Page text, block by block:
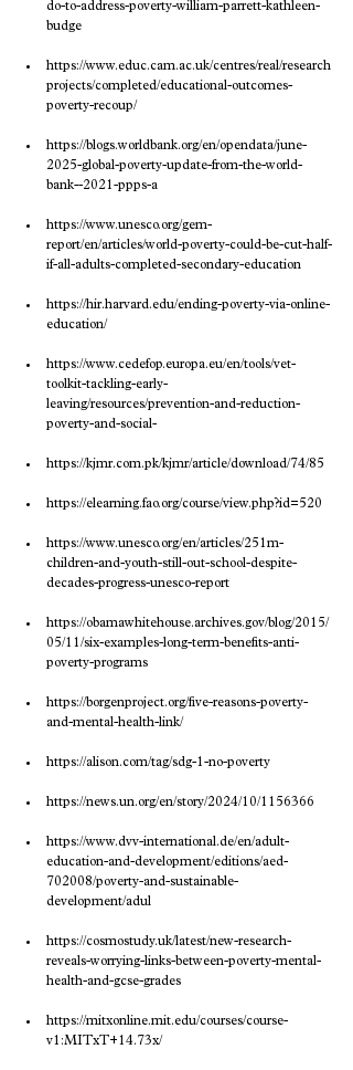
do-to-address-poverty-william-parrett-kathleen-
budge
https://www.educ.cam.ac.uk/centres/real/research
projects/completed/educational-outcomes-
poverty-recoup/
https://blogs.worldbank.org/en/opendata/june-
2025-global-poverty-update-from-the-world-
bank--2021-ppps-a
https://www.unesco.org/gem-
report/en/articles/world-poverty-could-be-cut-half-
if-all-adults-completed-secondary-education
https://hir.harvard.edu/ending-poverty-via-online-
education/
https://www.cedefop.europa.eu/en/tools/vet-
toolkit-tackling-early-
leaving/resources/prevention-and-reduction-
poverty-and-social-
https://kjmr.com.pk/kjmr/article/download/74/85
https://elearning.fao.org/course/view.php?id=520
https://www.unesco.org/en/articles/251m-
children-and-youth-still-out-school-despite-
decades-progress-unesco-report
https://obamawhitehouse.archives.gov/blog/2015/
05/11/six-examples-long-term-benefits-anti-
poverty-programs
https://borgenproject.org/five-reasons-poverty-
and-mental-health-link/
https://alison.com/tag/sdg-1-no-poverty
https://news.un.org/en/story/2024/10/1156366
https://www.dvv-international.de/en/adult-
education-and-development/editions/aed-
702008/poverty-and-sustainable-
development/adul
https://cosmostudy.uk/latest/new-research-
reveals-worrying-links-between-poverty-mental-
health-and-gcse-grades
https://mitxonline.mit.edu/courses/course-
v1:MITxT+14.73x/